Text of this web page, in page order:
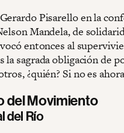
Pisarello en la
Mandela, de
entonces al
la sagrada obligación de
¿quién? Si no es
del Movimiento
del Río